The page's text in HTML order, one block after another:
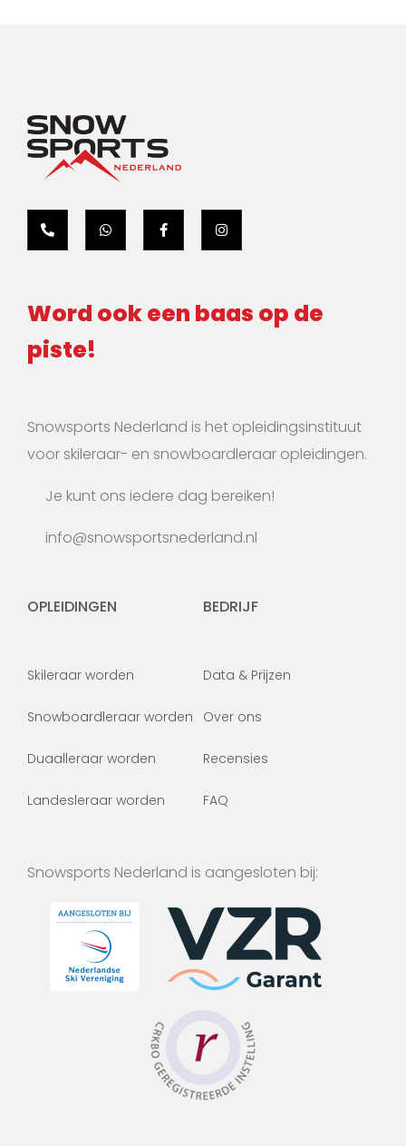
Word ook een baas op de
piste!
Snowsports Nederland is het opleidingsinstituut
voor skileraar- en snowboardleraar opleidingen.
Je kunt ons iedere dag bereiken!
info@snowsportsnederland.nl
OPLEIDINGEN
Skileraar worden
Snowboardleraar worden
Duaalleraar worden
Landesleraar worden
BEDRIJF
Data & Prijzen
Over ons
Recensies
FAQ
Snowsports Nederland is aangesloten bij: